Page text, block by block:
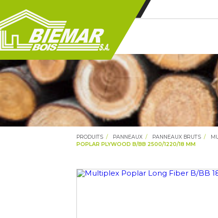
PRODUITS PANNEAUX PANNEAUX BRUTS
POPLAR PLYWOOD B/BB 2500/1220/18 MM